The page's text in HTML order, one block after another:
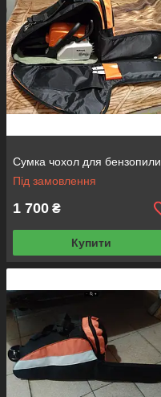
Сумка чохол для бензопили
Під замовлення
1 700 ₴
Купити